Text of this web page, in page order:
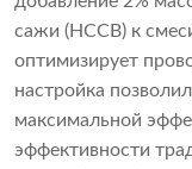
сажи (HCCB) к
оптимизирует
настройка
максимальной
эффективности